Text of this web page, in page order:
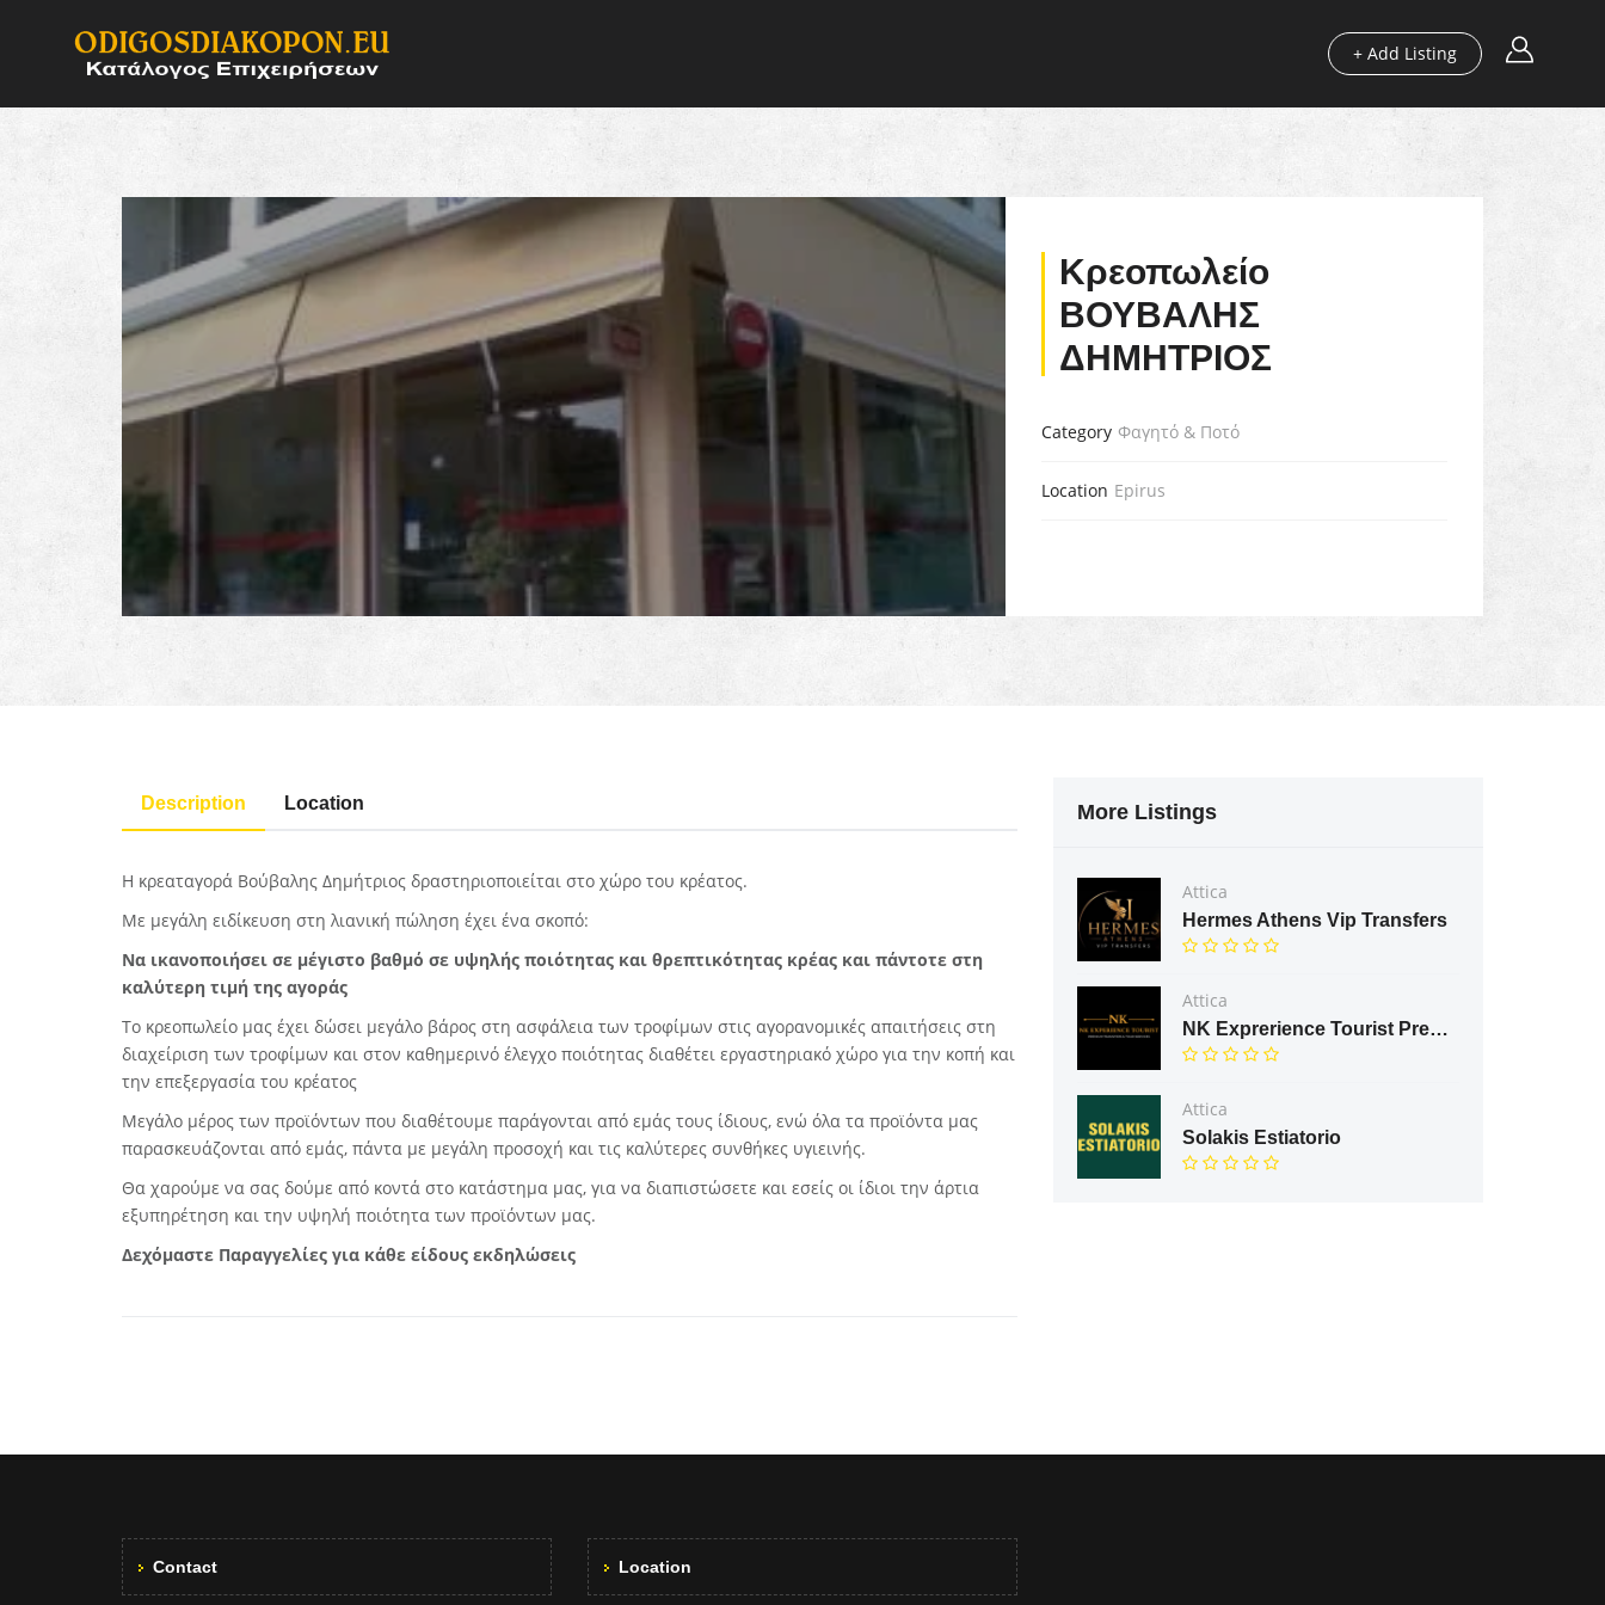
+ Add Listing
Κρεοπωλείο
ΒΟΥΒΑΛΗΣ
ΔΗΜΗΤΡΙΟΣ
Category Φαγητό & Ποτό
Location Epirus
Description Location
Η κρεαταγορά Βούβαλης Δημήτριος δραστηριοποιείται στο χώρο του κρέατος.
Με μεγάλη ειδίκευση στη λιανική πώληση έχει ένα σκοπό:
Nα ικανοποιήσει σε μέγιστο βαθμό σε υψηλής ποιότητας και θρεπτικότητας κρέας και πάντοτε στη
καλύτερη τιμή της αγοράς
Το κρεοπωλείο μας έχει δώσει μεγάλο βάρος στη ασφάλεια των τροφίμων στις αγορανομικές απαιτήσεις στη
διαχείριση των τροφίμων και στον καθημερινό έλεγχο ποιότητας διαθέτει εργαστηριακό χώρο για την κοπή και
την επεξεργασία του κρέατος
Μεγάλο μέρος των προϊόντων που διαθέτουμε παράγονται από εμάς τους ίδιους, ενώ όλα τα προϊόντα μας
παρασκευάζονται από εμάς, πάντα με μεγάλη προσοχή και τις καλύτερες συνθήκες υγιεινής.
Θα χαρούμε να σας δούμε από κοντά στο κατάστημα μας, για να διαπιστώσετε και εσείς οι ίδιοι την άρτια
εξυπηρέτηση και την υψηλή ποιότητα των προϊόντων μας.
Δεχόμαστε Παραγγελίες για κάθε είδους εκδηλώσεις
More Listings
Attica
Hermes Athens Vip Transfers
Attica
NK Exprerience Tourist Prenium Transfers & Tours
Attica
Solakis Estiatorio
Contact Location